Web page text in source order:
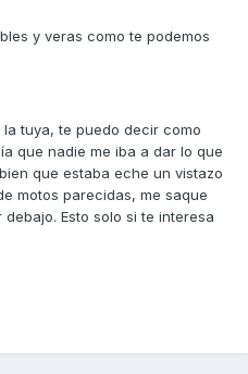
y veras como te podemos
tuya, te puedo decir como
que nadie me iba a dar lo que
que estaba eche un vistazo
motos parecidas, me saque
Esto solo si te interesa